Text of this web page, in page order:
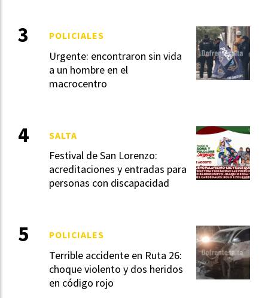
Urgente: encontraron sin vida
a un hombre en el
macrocentro
POLICIALES
Festival de San Lorenzo:
acreditaciones y entradas para
personas con discapacidad
SALTA
Terrible accidente en Ruta 26:
choque violento y dos heridos
en código rojo
POLICIALES